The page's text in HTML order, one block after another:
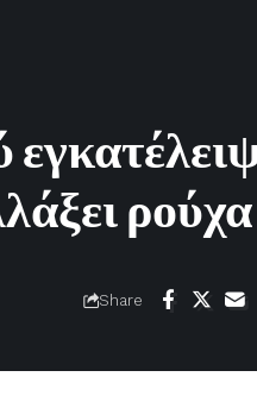
ρούχα
Share